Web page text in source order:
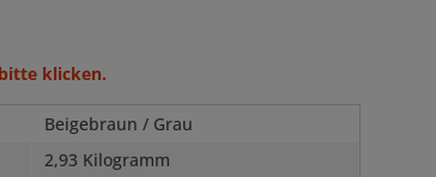
klicken.
Beigebraun / Grau
2,93 Kilogramm